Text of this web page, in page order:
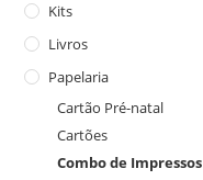
Kits
Livros
Papelaria
Cartão Pré-natal
Cartões
Combo de Impressos